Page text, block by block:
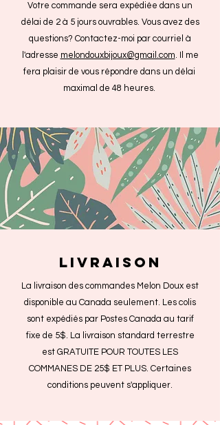
Votre commande sera expédiée dans un
délai de 2 à 5 jours ouvrables. Vous avez des
questions? Contactez-moi par courriel à
l'adresse melondouxbijoux@gmail.com. Il me
fera plaisir de vous répondre dans un délai
maximal de 48 heures.
livraison
La livraison des commandes Melon Doux est
disponible au Canada seulement. Les colis
sont expédiés par Postes Canada au tarif
fixe de 5$. La livraison standard terrestre
est GRATUITE POUR TOUTES LES
COMMANES DE 25$ ET PLUS. Certaines
conditions peuvent s'appliquer.